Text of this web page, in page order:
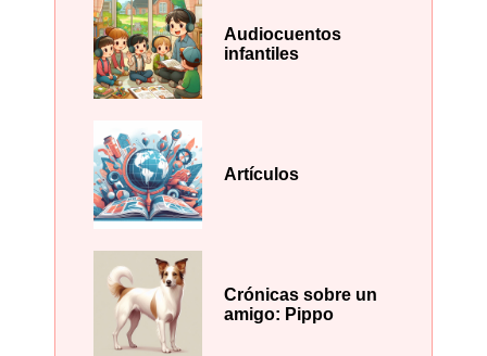
Audiocuentos
infantiles
Artículos
Crónicas sobre un
amigo: Pippo